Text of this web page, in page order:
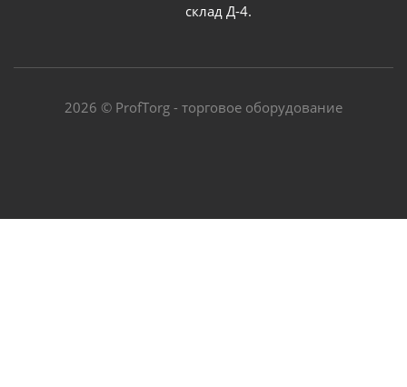
склад Д-4.
2026 © ProfTorg - торговое оборудование